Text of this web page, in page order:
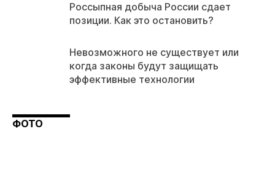
Россыпная добыча России сдает
позиции. Как это остановить?
Невозможного не существует или
когда законы будут защищать
эффективные технологии
ФОТО